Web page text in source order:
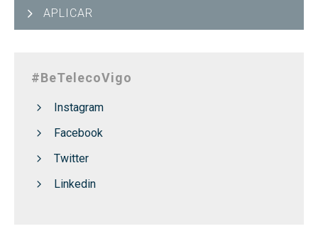
APLICAR
#BeTelecoVigo
Instagram
Facebook
Twitter
Linkedin